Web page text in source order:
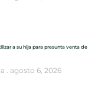
a su hija para presunta venta de
agosto 6, 2026